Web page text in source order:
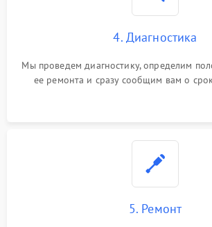
4. Диагностика
Мы проведем диагностику, определим
ее ремонта и сразу сообщим вам о
5. Ремонт